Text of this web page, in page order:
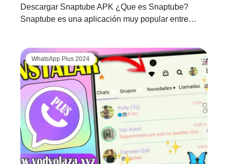
Descargar Snaptube APK ¿Que es Snaptube?
Snaptube es una aplicación muy popular entre…
WhatsApp Plus 2024